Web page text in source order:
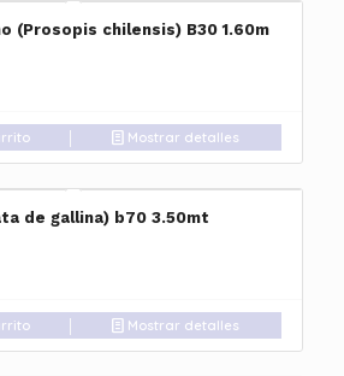
(Prosopis chilensis) B30 1.60m
Mostrar detalles
de gallina) b70 3.50mt
Mostrar detalles